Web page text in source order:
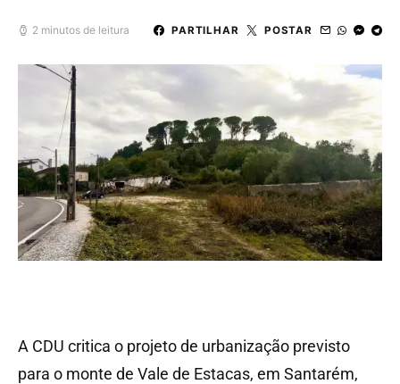
2 minutos de leitura PARTILHAR POSTAR
A CDU critica o projeto de urbanização previsto
para o monte de Vale de Estacas, em Santarém,